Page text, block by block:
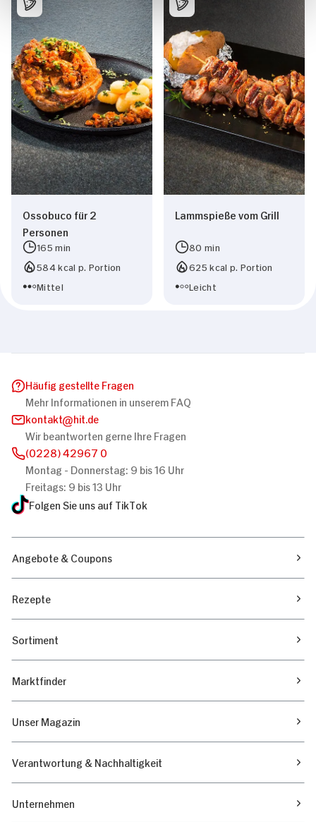
Ossobuco für 2
Personen
165 min
584 kcal p. Portion
Mittel
Lammspieße vom Grill
80 min
625 kcal p. Portion
Leicht
Häufig gestellte Fragen
Mehr Informationen in unserem FAQ
kontakt
hit.de
Wir beantworten gerne Ihre Fragen
(0228) 42967 0
Montag - Donnerstag: 9 bis 16 Uhr
Freitags: 9 bis 13 Uhr
Folgen Sie uns auf TikTok
Angebote & Coupons
Rezepte
Sortiment
Marktfinder
Unser Magazin
Verantwortung & Nachhaltigkeit
Unternehmen